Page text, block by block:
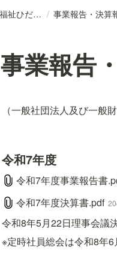
社会福祉連携推進法人共創福祉ひだについて詳しく / 事業報告・決算
事業報告
（一般社団法人及び一般
令和7年度
令和7年度事業報告書
令和7年度決算書.pdf
令和8年5月22日理事会議
※定時社員総会は令和8年6